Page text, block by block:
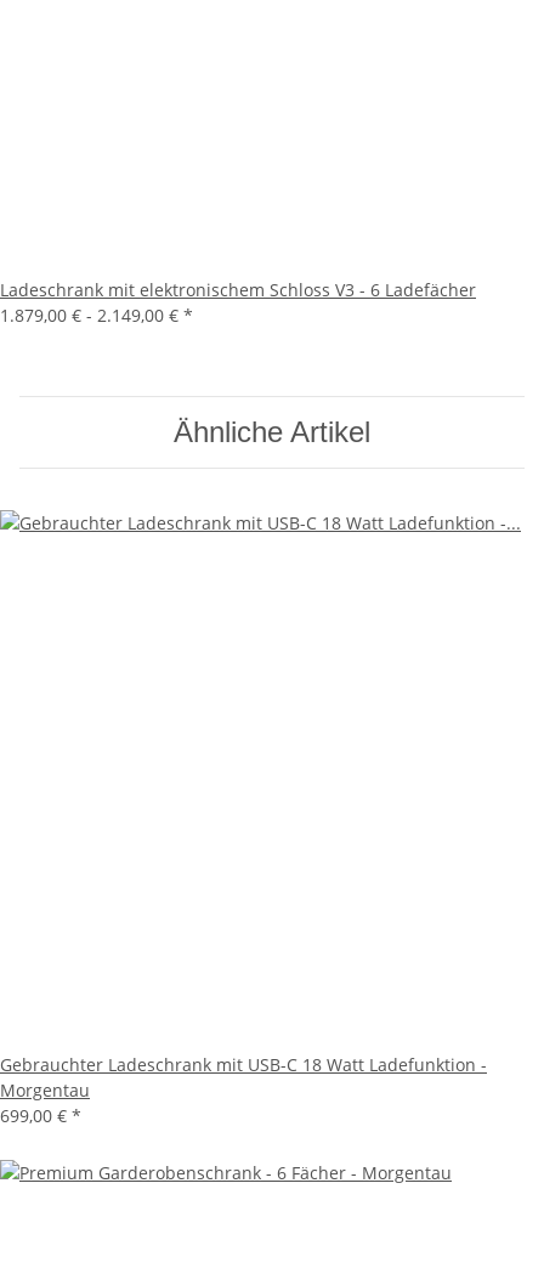
Ladeschrank mit elektronischem Schloss V3 - 6 Ladefächer
1.879,00 € - 2.149,00 € *
Ähnliche Artikel
Gebrauchter Ladeschrank mit USB-C 18 Watt Ladefunktion -
Morgentau
699,00 € *